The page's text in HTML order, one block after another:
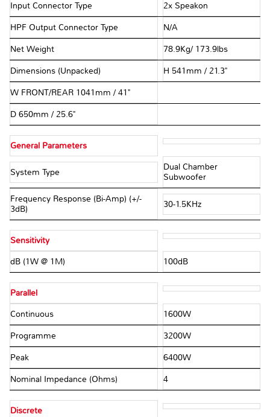
Input Connector Type 2x Speakon
HPF Output Connector Type N/A
Net Weight 78.9Kg/ 173.9lbs
Dimensions (Unpacked) H 541mm / 21.3"
W FRONT/REAR 1041mm / 41"
D 650mm / 25.6"
General Parameters
System Type
Dual Chamber
Subwoofer
Frequency Response (Bi-Amp) (+/-
3dB)
30-1.5KHz
Sensitivity
dB (1W @ 1M) 100dB
Parallel
Continuous 1600W
Programme 3200W
Peak 6400W
Nominal Impedance (Ohms) 4Ω
Discrete